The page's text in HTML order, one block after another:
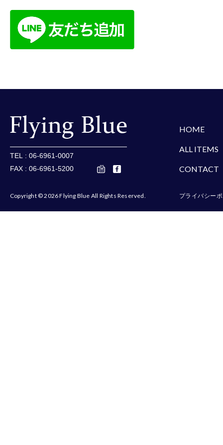
TEL : 06-6961-0007
FAX : 06-6961-5200
Copyright © 2026 Flying Blue All Rights Reserved.
HOME
楽天
ALL ITEMS
CONTACT
プライバシー